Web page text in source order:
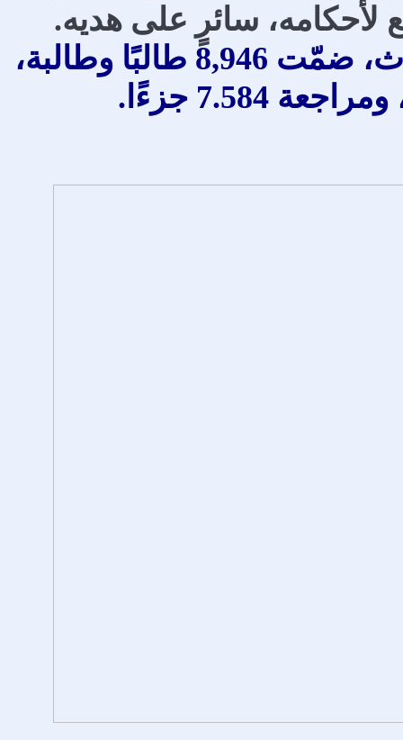
لأحكامه، سائرٍ على هديه.
بلغ عدد الحلقات 394 حلقة للذكور والإناث، ضمّت 8,946 طالبًا وطالبة،